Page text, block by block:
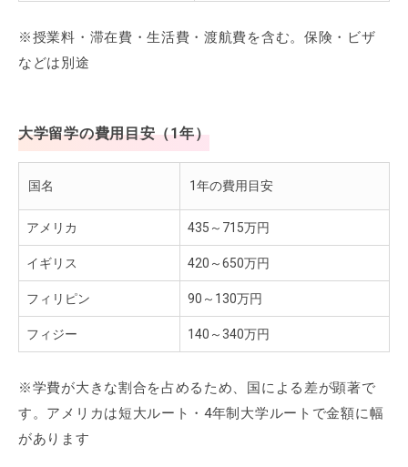
※授業料・滞在費・生活費・渡航費を含む。保険・ビザ
などは別途
大学留学の費用目安（1年）
国名 1年の費用目安
アメリカ 435～715万円
イギリス 420～650万円
フィリピン 90～130万円
フィジー 140～340万円
※学費が大きな割合を占めるため、国による差が顕著で
す。アメリカは短大ルート・4年制大学ルートで金額に幅
があります